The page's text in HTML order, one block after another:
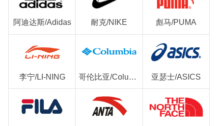
阿迪达斯/Adidas 耐克/NIKE 彪马/PUMA
李宁/LI-NING 哥伦比亚/Columbia 亚瑟士/ASICS